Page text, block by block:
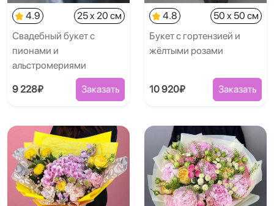
4.9
25 x 20 см
Свадебный букет с
пионами и
альстромериями
9 228₽ Заказать
4.8
50 x 50 см
Букет с гортензией и
жёлтыми розами
10 920₽ Заказать